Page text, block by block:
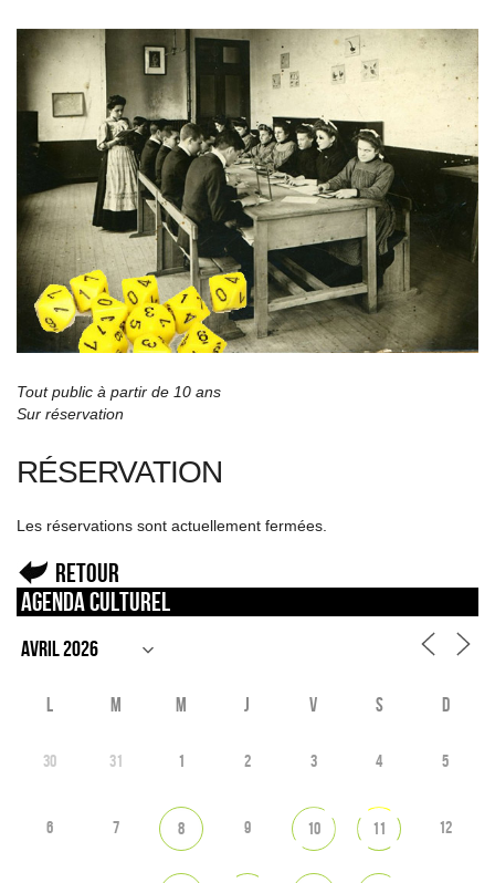
Tout public à partir de 10 ans
Sur réservation
RÉSERVATION
Les réservations sont actuellement fermées.
Retour
Agenda culturel
L M M J V S D
30 31 1 2 3 4 5
6 7 8 9 10 11 12